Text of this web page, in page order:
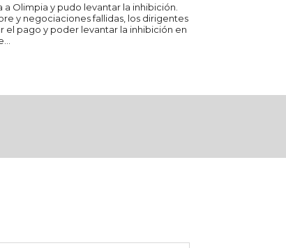
Olimpia y pudo levantar la inhibición.
y negociaciones fallidas, los dirigentes
pago y poder levantar la inhibición en